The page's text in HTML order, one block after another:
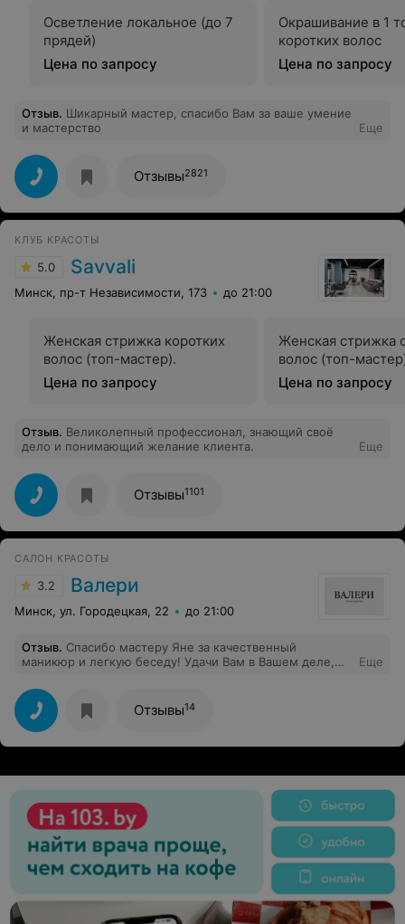
Осветление локальное (до 7
прядей)
Цена по запросу
Окрашивание в 1
коротких волос
Цена по запросу
Отзыв. Шикарный мастер, спасибо Вам за ваше умение
и мастерство
Еще
Отзывы2821
КЛУБ КРАСОТЫ
5.0 Savvali
Минск, пр-т Независимости, 173 до 21:00
Женская стрижка коротких
волос (топ-мастер).
Цена по запросу
Женская стрижка
волос (топ-
Цена по запросу
Отзыв. Великолепный профессионал, знающий своё
дело и понимающий желание клиента.
Еще
Отзывы1101
САЛОН КРАСОТЫ
3.2 Валери
Минск, ул. Городецкая, 22 до 21:00
Отзыв. Спасибо мастеру Яне за качественный
маникюр и легкую беседу! Удачи Вам в Вашем деле,
Еще
Отзывы14